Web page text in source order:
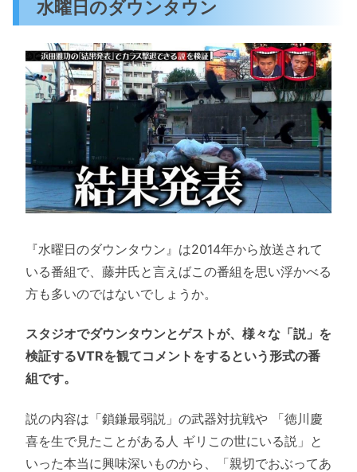
水曜日のダウンタウン
『水曜日のダウンタウン』は2014年から放送されて
いる番組で、藤井氏と言えばこの番組を思い浮かべる
方も多いのではないでしょうか。
スタジオでダウンタウンとゲストが、様々な「説」を
検証するVTRを観てコメントをするという形式の番
組です。
説の内容は「鎖鎌最弱説」の武器対抗戦や 「徳川慶
喜を生で見たことがある人 ギリこの世にいる説」と
いった本当に興味深いものから、「親切でおぶってあ